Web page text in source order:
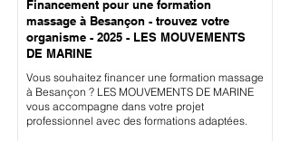
Financement pour une formation
massage à Besançon - trouvez votre
organisme - 2025 - LES MOUVEMENTS
DE MARINE
Vous souhaitez financer une formation massage
à Besançon ? LES MOUVEMENTS DE MARINE
vous accompagne dans votre projet
professionnel avec des formations adaptées.